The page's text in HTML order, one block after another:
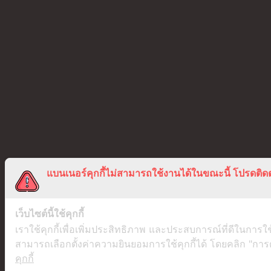
แบนเนอร์คุกกี้ไม่สามารถใช้งานได้ในขณะนี้ โปรดติด
เว็บไซต์นี้ใช้คุกกี้
เราใช้คุกกี้เพื่อเพิ่มประสิทธิภาพ และประสบการณ์ที่ดีในการ
สามารถเลือกตั้งค่าความยินยอมการใช้คุกกี้ได้ โดยคลิก "กา
คุกกี้